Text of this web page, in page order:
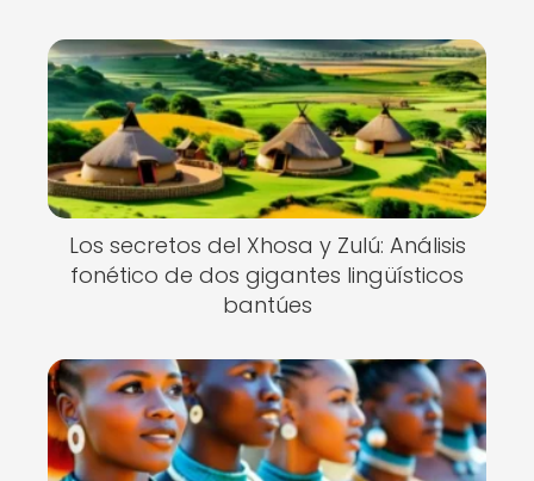
Los secretos del Xhosa y Zulú: Análisis
fonético de dos gigantes lingüísticos
bantúes